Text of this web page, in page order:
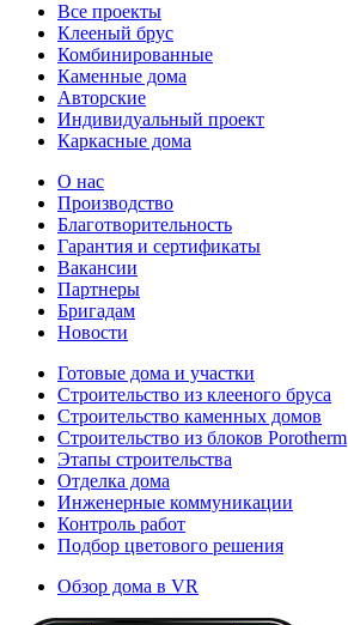
Все проекты
Клееный брус
Комбинированные
Каменные дома
Авторские
Индивидуальный проект
Каркасные дома
О нас
Производство
Благотворительность
Гарантия и сертификаты
Вакансии
Партнеры
Бригадам
Новости
Готовые дома и участки
Строительство из клееного бруса
Строительство каменных домов
Строительство из блоков Porotherm
Этапы строительства
Отделка дома
Инженерные коммуникации
Контроль работ
Подбор цветового решения
Обзор дома в VR